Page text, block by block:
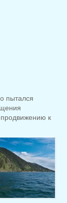
пытался
к